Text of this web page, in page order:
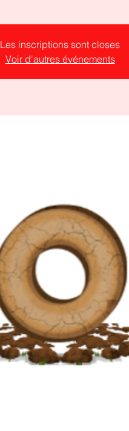
Les inscriptions sont closes
Voir d'autres événements